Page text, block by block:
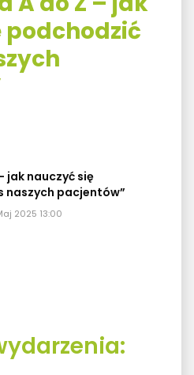
podchodzić
jak nauczyć się
pacjentów”
2025 13:00